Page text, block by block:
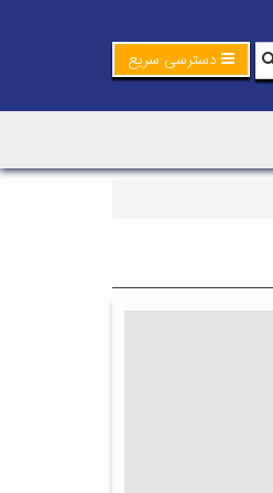
دسترسی سریع